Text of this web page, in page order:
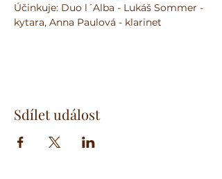
Účinkuje: Duo l´Alba - Lukáš Sommer -
kytara, Anna Paulová - klarinet
Sdílet událost